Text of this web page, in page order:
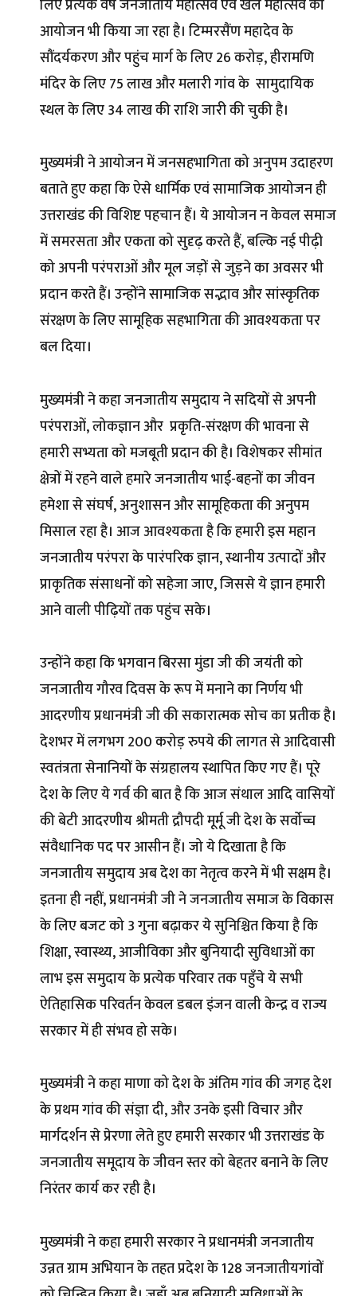
लिए प्रत्येक वर्ष जनजातीय महोत्सव एवं खेल महोत्सव का
आयोजन भी किया जा रहा है। टिम्मरसैंण महादेव के
सौंदर्यकरण और पहुंच मार्ग के लिए 26 करोड़, हीरामणि
मंदिर के लिए 75 लाख और मलारी गांव के सामुदायिक
स्थल के लिए 34 लाख की राशि जारी की चुकी है।
मुख्यमंत्री ने आयोजन में जनसहभागिता को अनुपम उदाहरण
बताते हुए कहा कि ऐसे धार्मिक एवं सामाजिक आयोजन ही
उत्तराखंड की विशिष्ट पहचान हैं। ये आयोजन न केवल समाज
में समरसता और एकता को सुदृढ़ करते हैं, बल्कि नई पीढ़ी
को अपनी परंपराओं और मूल जड़ों से जुड़ने का अवसर भी
प्रदान करते हैं। उन्होंने सामाजिक सद्भाव और सांस्कृतिक
संरक्षण के लिए सामूहिक सहभागिता की आवश्यकता पर
बल दिया।
मुख्यमंत्री ने कहा जनजातीय समुदाय ने सदियों से अपनी
परंपराओं, लोकज्ञान और प्रकृति-संरक्षण की भावना से
हमारी सभ्यता को मजबूती प्रदान की है। विशेषकर सीमांत
क्षेत्रों में रहने वाले हमारे जनजातीय भाई-बहनों का जीवन
हमेशा से संघर्ष, अनुशासन और सामूहिकता की अनुपम
मिसाल रहा है। आज आवश्यकता है कि हमारी इस महान
जनजातीय परंपरा के पारंपरिक ज्ञान, स्थानीय उत्पादों और
प्राकृतिक संसाधनों को सहेजा जाए, जिससे ये ज्ञान हमारी
आने वाली पीढ़ियों तक पहुंच सके।
उन्होंने कहा कि भगवान बिरसा मुंडा जी की जयंती को
जनजातीय गौरव दिवस के रूप में मनाने का निर्णय भी
आदरणीय प्रधानमंत्री जी की सकारात्मक सोच का प्रतीक है।
देशभर में लगभग 200 करोड़ रुपये की लागत से आदिवासी
स्वतंत्रता सेनानियों के संग्रहालय स्थापित किए गए हैं। पूरे
देश के लिए ये गर्व की बात है कि आज संथाल आदि वासियों
की बेटी आदरणीय श्रीमती द्रौपदी मूर्मू जी देश के सर्वाेच्च
संवैधानिक पद पर आसीन हैं। जो ये दिखाता है कि
जनजातीय समुदाय अब देश का नेतृत्व करने में भी सक्षम है।
इतना ही नहीं, प्रधानमंत्री जी ने जनजातीय समाज के विकास
के लिए बजट को 3 गुना बढ़ाकर ये सुनिश्चित किया है कि
शिक्षा, स्वास्थ्य, आजीविका और बुनियादी सुविधाओं का
लाभ इस समुदाय के प्रत्येक परिवार तक पहुँचे ये सभी
ऐतिहासिक परिवर्तन केवल डबल इंजन वाली केन्द्र व राज्य
सरकार में ही संभव हो सके।
मुख्यमंत्री ने कहा माणा को देश के अंतिम गांव की जगह देश
के प्रथम गांव की संज्ञा दी, और उनके इसी विचार और
मार्गदर्शन से प्रेरणा लेते हुए हमारी सरकार भी उत्तराखंड के
जनजातीय समूदाय के जीवन स्तर को बेहतर बनाने के लिए
निरंतर कार्य कर रही है।
मुख्यमंत्री ने कहा हमारी सरकार ने प्रधानमंत्री जनजातीय
उन्नत ग्राम अभियान के तहत प्रदेश के 128 जनजातीयगांवों